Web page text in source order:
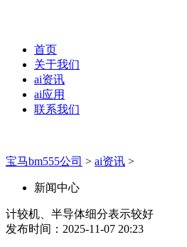
首页
关于我们
ai资讯
ai应用
联系我们
宝马bm555公司 > ai资讯 >
新闻中心
计较机、半导体细分表示较好
发布时间：2025-11-07 20:23